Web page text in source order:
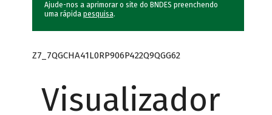
Ajude-nos a aprimorar o site do BNDES preenchendo
uma rápida pesquisa.
Z7_7QGCHA41L0RP906P422Q9QGG62
Visualizador